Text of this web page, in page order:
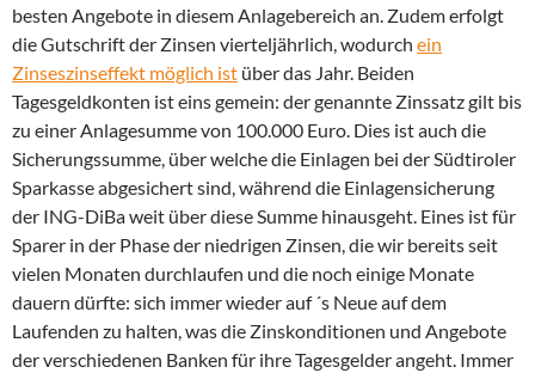
besten Angebote in diesem Anlagebereich an. Zudem erfolgt
die Gutschrift der Zinsen vierteljährlich, wodurch ein
Zinseszinseffekt möglich ist über das Jahr. Beiden
Tagesgeldkonten ist eins gemein: der genannte Zinssatz gilt bis
zu einer Anlagesumme von 100.000 Euro. Dies ist auch die
Sicherungssumme, über welche die Einlagen bei der Südtiroler
Sparkasse abgesichert sind, während die Einlagensicherung
der ING-DiBa weit über diese Summe hinausgeht. Eines ist für
Sparer in der Phase der niedrigen Zinsen, die wir bereits seit
vielen Monaten durchlaufen und die noch einige Monate
dauern dürfte: sich immer wieder auf ´s Neue auf dem
Laufenden zu halten, was die Zinskonditionen und Angebote
der verschiedenen Banken für ihre Tagesgelder angeht. Immer